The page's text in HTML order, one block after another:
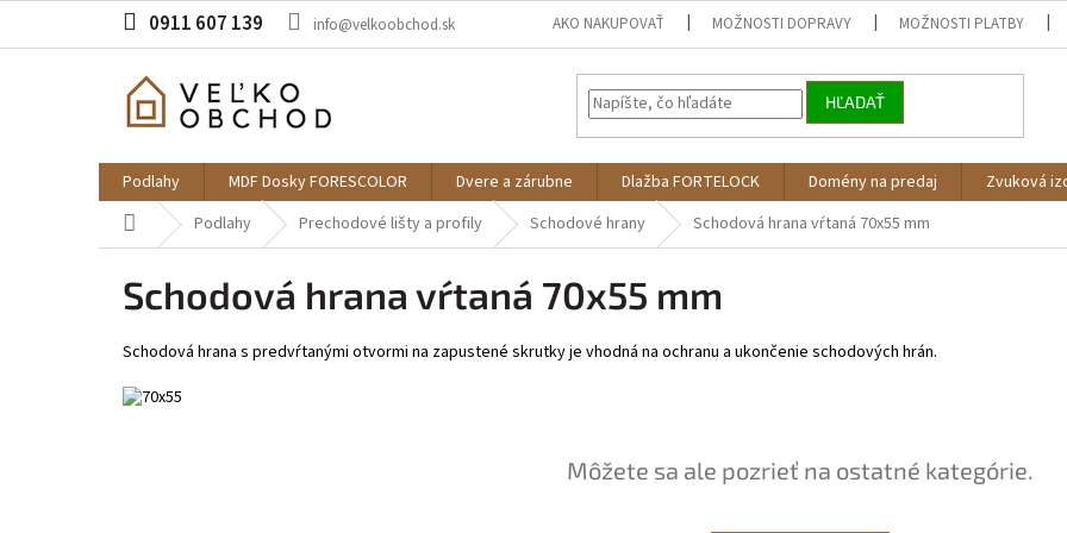
obsah
0911 607 139 info@velkoobchod.sk AKO NAKUPOVAŤ MOŽNOSTI DOPRAVY MOŽNOSTI PLATBY
HĽADAŤ
Podlahy MDF Dosky FORESCOLOR Dvere a zárubne Dlažba FORTELOCK Domény na predaj Zvuková
DomovPodlahy Prechodové lišty a profily Schodové hrany Schodová hrana vŕtaná 70x55 mm
Schodová hrana vŕtaná 70x55 mm
Schodová hrana s predvŕtanými otvormi na zapustené skrutky je vhodná na ochranu a ukončenie schodových hrán.
Môžete sa ale pozrieť na ostatné kategórie.